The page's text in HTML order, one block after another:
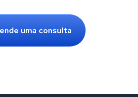
uma consulta